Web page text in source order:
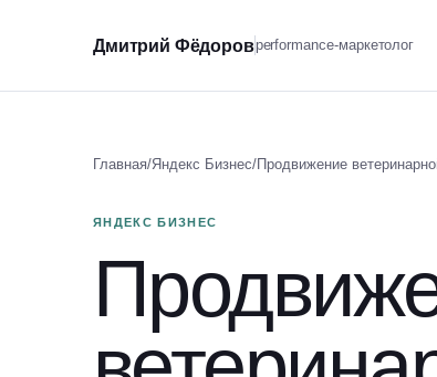
Дмитрий Фёдоровperformance-маркетолог
Главная/Яндекс Бизнес/Продвижение
ЯНДЕКС БИЗНЕС